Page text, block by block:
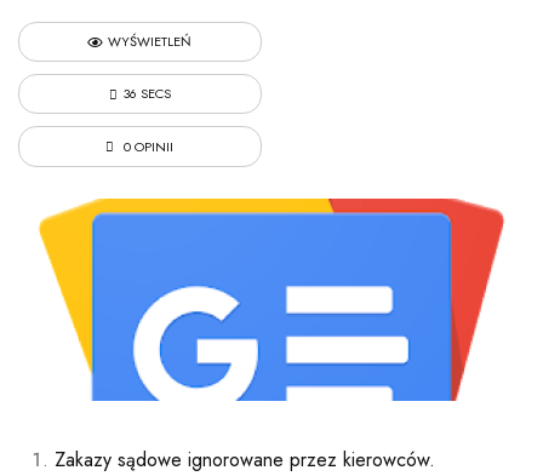
WYŚWIETLEŃ
36 SECS
0 OPINII
Zakazy sądowe ignorowane przez kierowców.